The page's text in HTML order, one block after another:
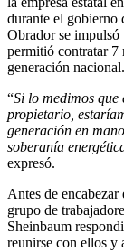
durante el gobierno
Obrador se
permitió contratar 7
generación nacional.
“Si lo medimos que
propietario,
generación en
soberanía
expresó.
Antes de
grupo de
Sheinbaum
reunirse con ellos y